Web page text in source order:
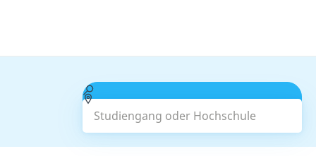
Studiengang oder Hochschule
Suchen